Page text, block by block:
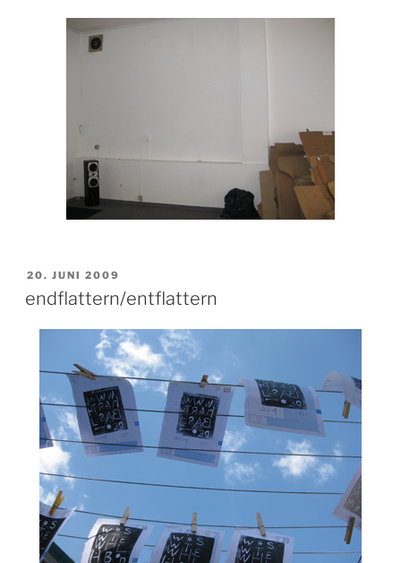
VERÖFFENTLICHT
20. JUNI 2009
endflattern/entflattern